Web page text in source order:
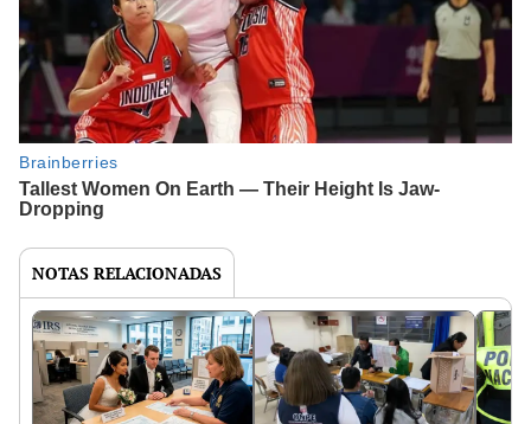
NOTAS RELACIONADAS